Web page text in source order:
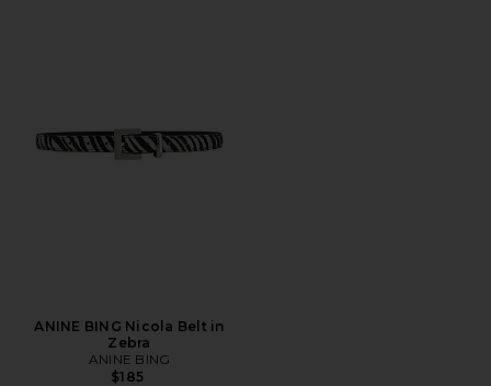
ANINE BING Nicola Belt in
Zebra
ANINE BING
$185